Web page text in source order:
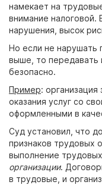
намекает на
внимание налоговой.
нарушения, высок
Но если не нарушать
выше, то передавать
безопасно.
Пример:
оказания услуг со
оформленными в
Суд установил, что
признаков трудовых
выполнение
организации.
в трудовые, и